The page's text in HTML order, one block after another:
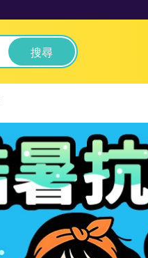
搜尋